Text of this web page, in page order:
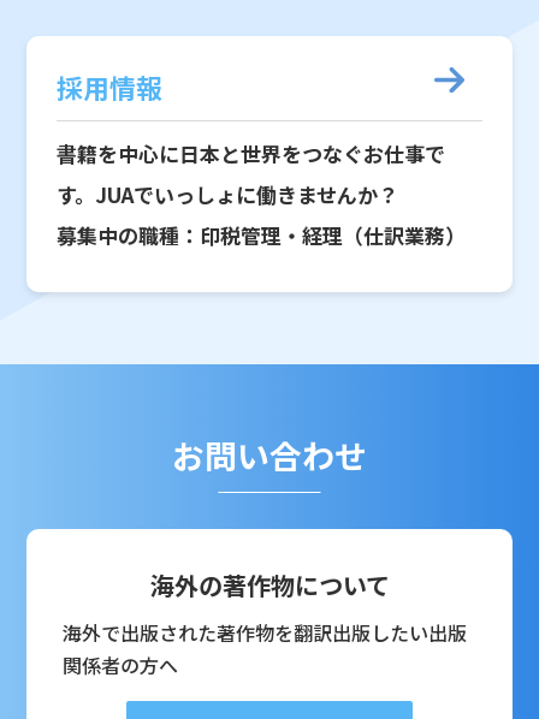
採用情報
書籍を中心に日本と世界をつなぐお仕事で
す。JUAでいっしょに働きませんか？
募集中の職種：印税管理・経理（仕訳業務）
お問い合わせ
海外の著作物について
海外で出版された著作物を翻訳出版したい出版
関係者の方へ